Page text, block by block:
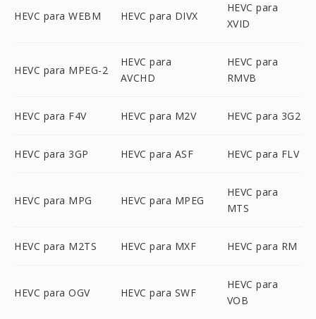
HEVC para WEBM HEVC para DIVX
HEVC para
XVID
HEVC para MPEG-2
HEVC para
AVCHD
HEVC para
RMVB
HEVC para F4V HEVC para M2V HEVC para 3G2
HEVC para 3GP HEVC para ASF HEVC para FLV
HEVC para MPG HEVC para MPEG
HEVC para
MTS
HEVC para M2TS HEVC para MXF HEVC para RM
HEVC para OGV HEVC para SWF
HEVC para
VOB